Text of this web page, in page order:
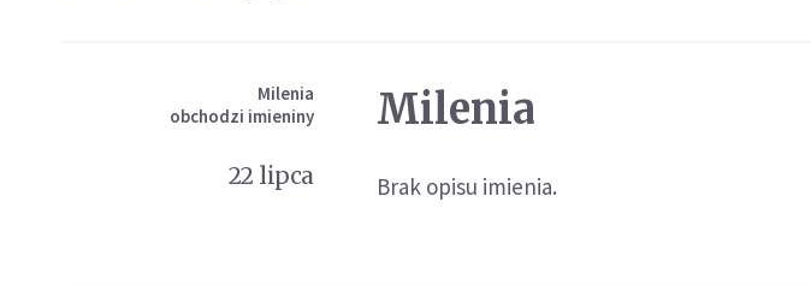
Milenia
Brak opisu imienia.
Milenia
obchodzi imieniny
22 lipca